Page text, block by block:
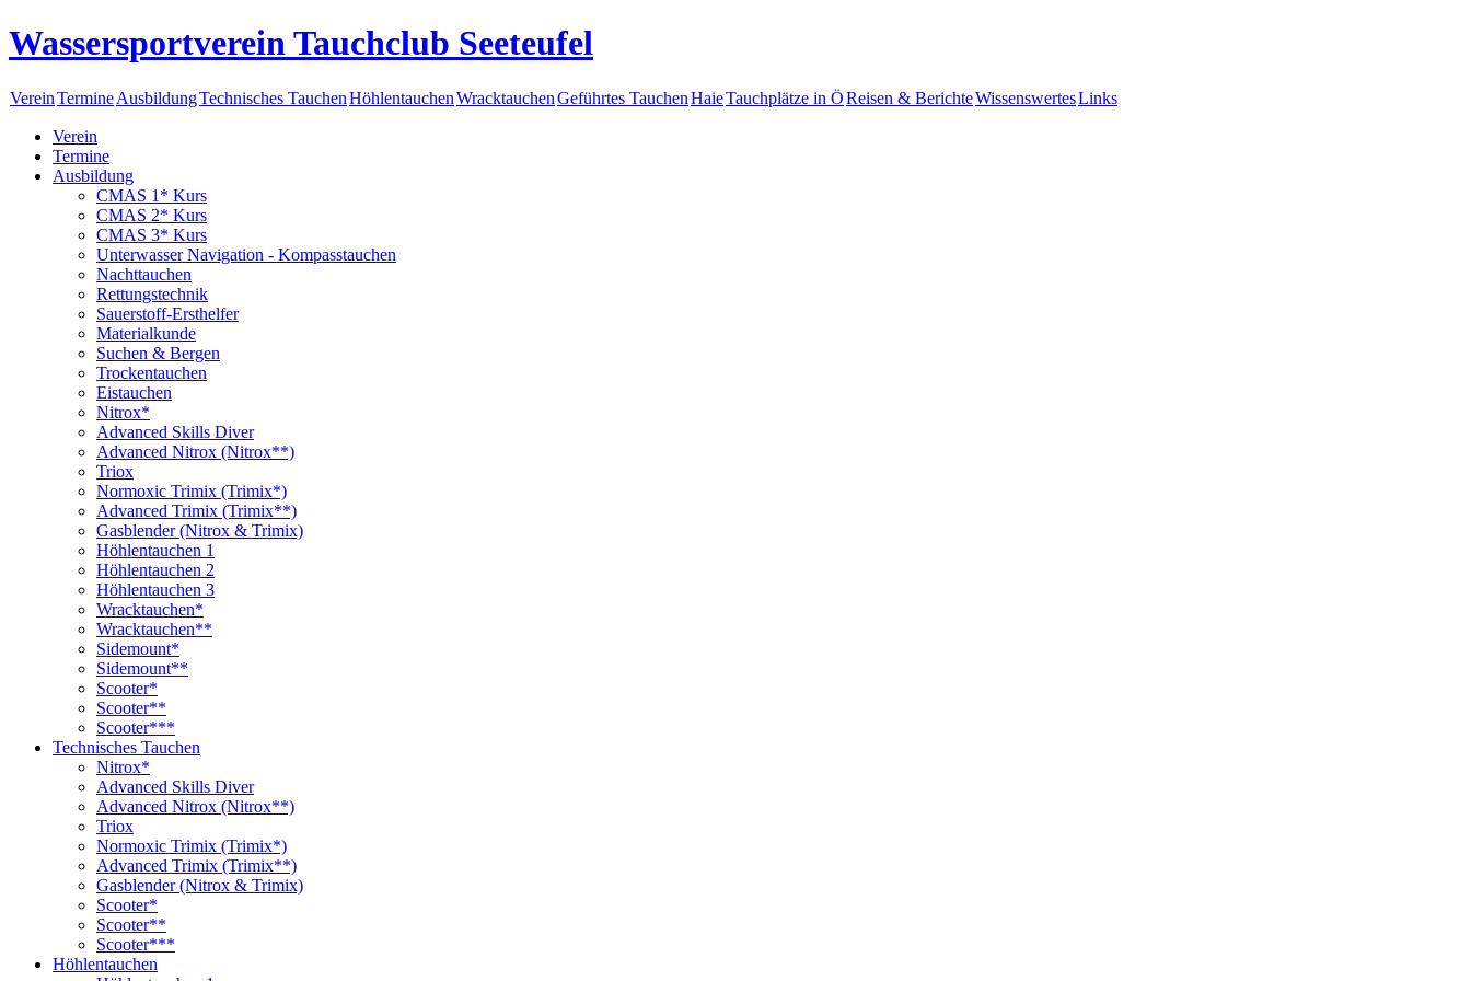
Wassersportverein Tauchclub Seeteufel
VereinTermineAusbildungTechnisches TauchenHöhlentauchenWracktauchenGeführtes TauchenHaieTauchplätze in ÖReisen & BerichteWissenswertesLinks
Verein
Termine
Ausbildung
CMAS 1* Kurs
CMAS 2* Kurs
CMAS 3* Kurs
Unterwasser Navigation - Kompasstauchen
Nachttauchen
Rettungstechnik
Sauerstoff-Ersthelfer
Materialkunde
Suchen & Bergen
Trockentauchen
Eistauchen
Nitrox*
Advanced Skills Diver
Advanced Nitrox (Nitrox**)
Triox
Normoxic Trimix (Trimix*)
Advanced Trimix (Trimix**)
Gasblender (Nitrox & Trimix)
Höhlentauchen 1
Höhlentauchen 2
Höhlentauchen 3
Wracktauchen*
Wracktauchen**
Sidemount*
Sidemount**
Scooter*
Scooter**
Scooter***
Technisches Tauchen
Nitrox*
Advanced Skills Diver
Advanced Nitrox (Nitrox**)
Triox
Normoxic Trimix (Trimix*)
Advanced Trimix (Trimix**)
Gasblender (Nitrox & Trimix)
Scooter*
Scooter**
Scooter***
Höhlentauchen